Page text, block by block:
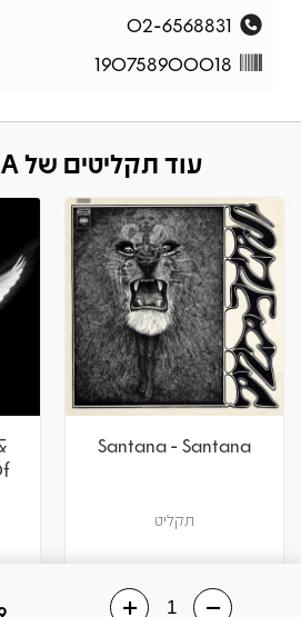
02-6568831
190758900018
עוד תקליטים של SANTANA
Santana - Santana
תקליט